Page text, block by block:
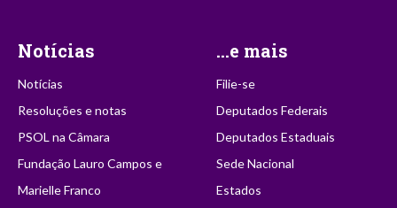
Notícias
Notícias
Resoluções e notas
PSOL na Câmara
Fundação Lauro Campos e
Marielle Franco
...e mais
Filie-se
Deputados Federais
Deputados Estaduais
Sede Nacional
Estados